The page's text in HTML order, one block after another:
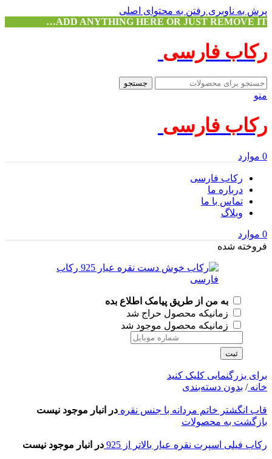
پرش به ناوبری رفتن به محتوای اصلی
ADD ANYTHING HERE OR JUST REMOVE IT…
رکاب فارسی
جستجو
منو
رکاب فارسی
0 موارد
رکاب فارسی
درباره ما
تماس با ما
وبلاگ
0 موارد
فروخته شده
به من از طریق پیامک اطلاع بده
زمانیکه محصول حراج شد
زمانیکه محصول موجود شد
ثبت
برای بزرگنمایی کلیک کنید
خانه/ بدون دسته‌بندی
قاب انگشتر خاتم مردانه با جنس نقره در انبار موجود نیست
بازگشت به محصولات
رکاب فیلی اسپرت نقره عیار بالاتر از 925 در انبار موجود نیست